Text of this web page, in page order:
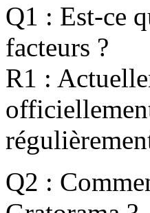
Q1 : Est-ce
facteurs ?
R1 :
Q2 :